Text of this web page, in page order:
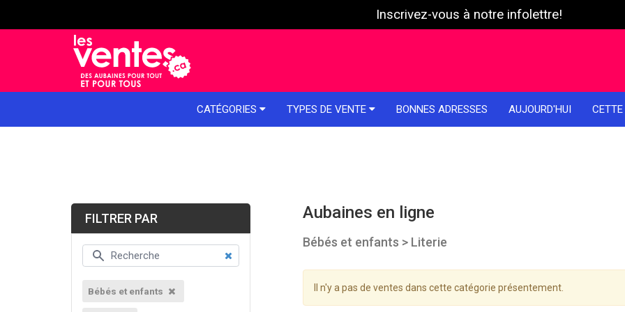
Inscrivez-vous à notre infolettre!
CATÉGORIES TYPES DE VENTE BONNES ADRESSES AUJOURD'HUI
FILTRER PAR
Bébés et enfants
Aubaines en ligne
Bébés et enfants > Literie
Il n'y a pas de ventes dans cette catégorie présentement.